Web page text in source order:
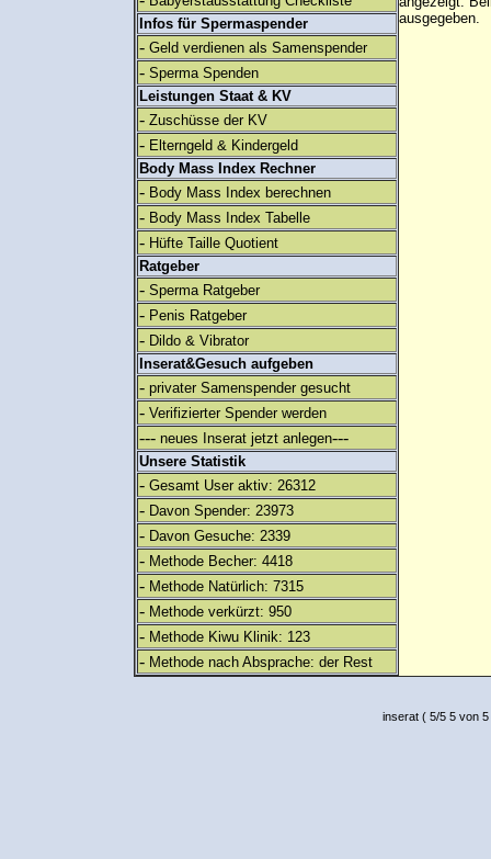
Infos für Spermaspender
- Geld verdienen als Samenspender
- Sperma Spenden
Leistungen Staat & KV
- Zuschüsse der KV
- Elterngeld & Kindergeld
Body Mass Index Rechner
- Body Mass Index berechnen
- Body Mass Index Tabelle
- Hüfte Taille Quotient
Ratgeber
- Sperma Ratgeber
- Penis Ratgeber
- Dildo & Vibrator
Inserat&Gesuch aufgeben
- privater Samenspender gesucht
- Verifizierter Spender werden
--- neues Inserat jetzt anlegen---
Unsere Statistik
- Gesamt User aktiv: 26312
- Davon Spender: 23973
- Davon Gesuche: 2339
- Methode Becher: 4418
- Methode Natürlich: 7315
- Methode verkürzt: 950
- Methode Kiwu Klinik: 123
- Methode nach Absprache: der Rest
ausgegeben.
inserat( 5/5 5 von 5